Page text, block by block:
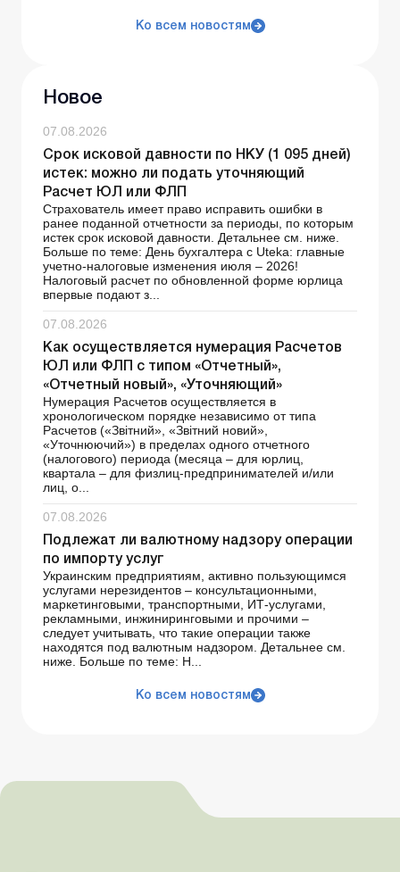
Ко всем новостям
Новое
07.08.2026
Срок исковой давности по НКУ (1 095 дней)
истек: можно ли подать уточняющий
Расчет ЮЛ или ФЛП
Страхователь имеет право исправить ошибки в
ранее поданной отчетности за периоды, по которым
истек срок исковой давности. Детальнее см. ниже.
Больше по теме: День бухгалтера с Uteka: главные
учетно-налоговые изменения июля – 2026!
Налоговый расчет по обновленной форме юрлица
впервые подают з...
07.08.2026
Как осуществляется нумерация Расчетов
ЮЛ или ФЛП с типом «Отчетный»,
«Отчетный новый», «Уточняющий»
Нумерация Расчетов осуществляется в
хронологическом порядке независимо от типа
Расчетов («Звітний», «Звітний новий»,
«Уточнюючий») в пределах одного отчетного
(налогового) периода (месяца – для юрлиц,
квартала – для физлиц-предпринимателей и/или
лиц, о...
07.08.2026
Подлежат ли валютному надзору операции
по импорту услуг
Украинским предприятиям, активно пользующимся
услугами нерезидентов – консультационными,
маркетинговыми, транспортными, ИТ-услугами,
рекламными, инжиниринговыми и прочими –
следует учитывать, что такие операции также
находятся под валютным надзором. Детальнее см.
ниже. Больше по теме: Н...
Ко всем новостям